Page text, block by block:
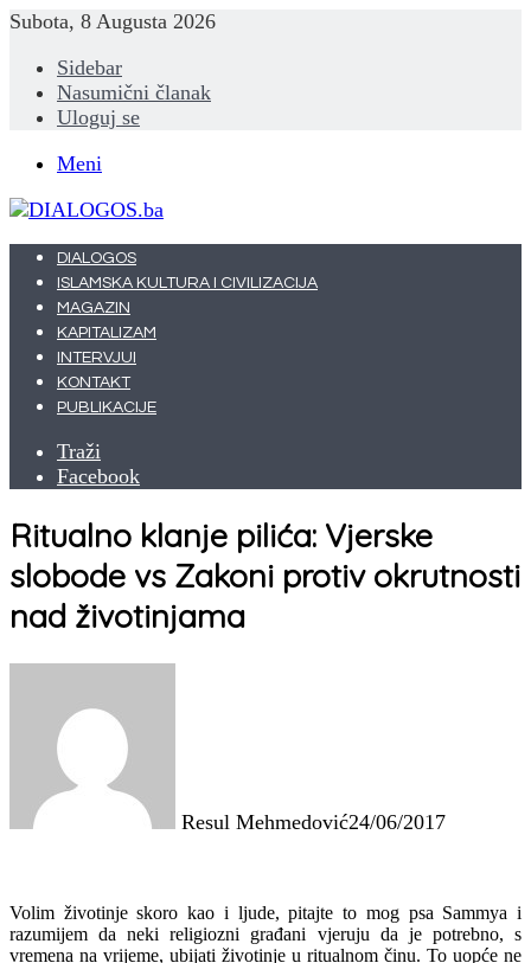
Subota, 8 Augusta 2026
Sidebar
Nasumični članak
Uloguj se
Meni
DIALOGOS
ISLAMSKA KULTURA I CIVILIZACIJA
MAGAZIN
KAPITALIZAM
INTERVJUI
KONTAKT
PUBLIKACIJE
Traži
Facebook
Ritualno klanje pilića: Vjerske
slobode vs Zakoni protiv okrutnosti
nad životinjama
Resul Mehmedović24/06/2017
Volim životinje skoro kao i ljude, pitajte to mog psa Sammya i
razumijem da neki religiozni građani vjeruju da je potrebno, s
vremena na vrijeme, ubijati životinje u ritualnom činu. To uopće ne